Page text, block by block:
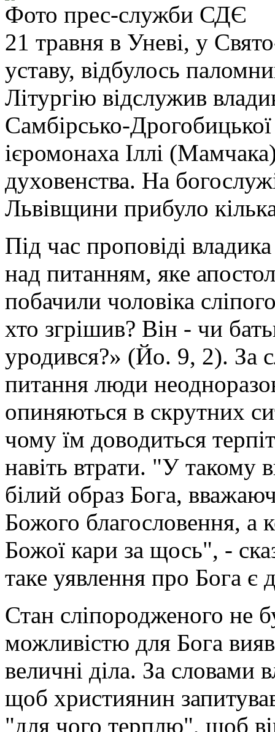
Фото прес-служби СДЄ
21 травня в Уневі, у
уставу, відбулось
Літургію відслужив
Самбірсько-Дрогобицької
ієромонаха Іллі
духовенства. На
Львівщини прибуло
Під час проповіді
над питанням, яке
побачили чоловіка
хто згрішив? Він - чи
уродився?» (Йо. 9, 2). За
питання люди
опиняються в скрутних
чому їм доводиться
навіть втрати. "У
білий образ Бога,
Божого благословення, а
Божої кари за щось", -
таке уявлення про Бога є
Стан сліпородженого не
можливістю для Бога
величні діла. За словами
щоб християнин
"для чого терплю", щоб